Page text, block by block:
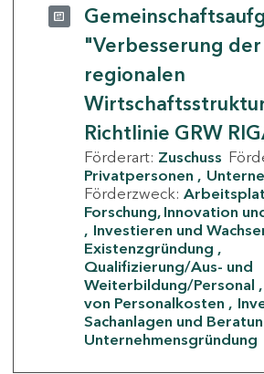
"Verbesserung der
regionalen
Richtlinie GRW
Förderart: Zuschuss
Privatpersonen
Förderzweck:
Forschung, Innovation
Investieren und
Existenzgründung
Qualifizierung/Aus- und
Weiterbildung/Personal
von Personalkosten
Sachanlagen und
Unternehmensgründung